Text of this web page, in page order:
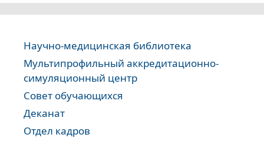
Научно-медицинская библиотека
Мультипрофильный аккредитационно-
симуляционный центр
Совет обучающихся
Деканат
Отдел кадров